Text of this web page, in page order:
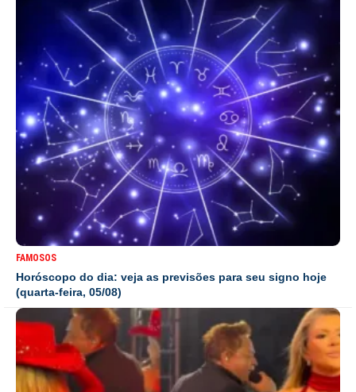
FAMOSOS
Horóscopo do dia: veja as previsões para seu signo hoje
(quarta-feira, 05/08)